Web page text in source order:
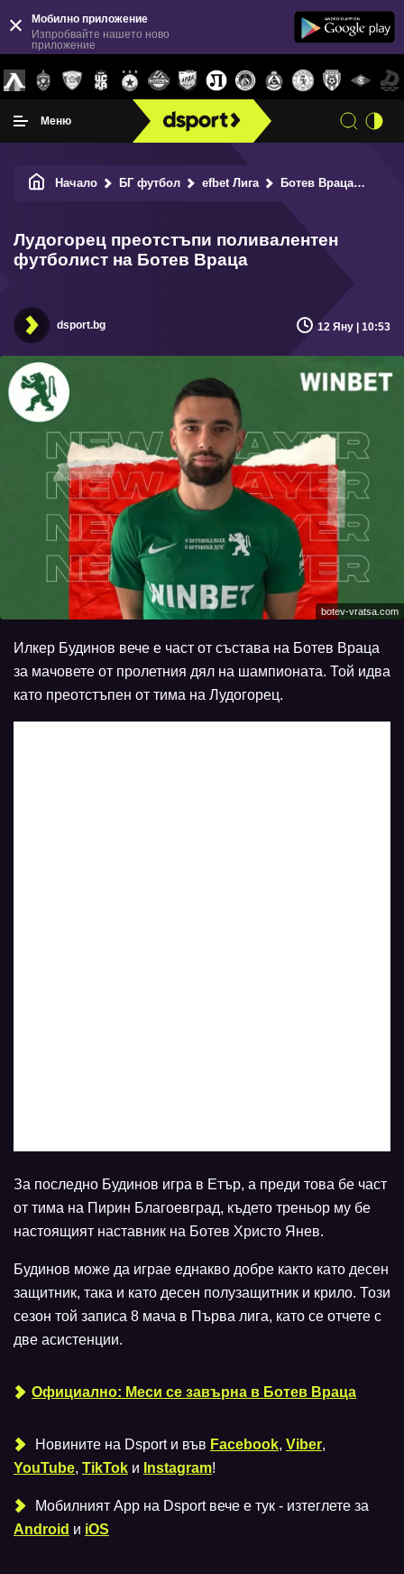
Мобилно приложение
Изпробвайте нашето ново
приложение
Меню
Начало БГ футбол efbet Лига Ботев Враца
Лудогорец преотстъпи поливалентен
футболист на Ботев Враца
dsport.bg 12 Яну | 10:53
botev-vratsa.com
Илкер Будинов вече е част от състава на Ботев Враца
за мачовете от пролетния дял на шампионата. Той идва
като преотстъпен от тима на Лудогорец.
За последно Будинов игра в Етър, а преди това бе част
от тима на Пирин Благоевград, където треньор му бе
настоящият наставник на Ботев Христо Янев.
Будинов може да играе еднакво добре както като десен
защитник, така и като десен полузащитник и крило. Този
сезон той записа 8 мача в Първа лига, като се отчете с
две асистенции.
Официално: Меси се завърна в Ботев Враца
Новините на Dsport и във Facebook, Viber,
YouTube, TikTok и Instagram!
Мобилният Аpp на Dsport вече е тук - изтеглете за
Android и iOS